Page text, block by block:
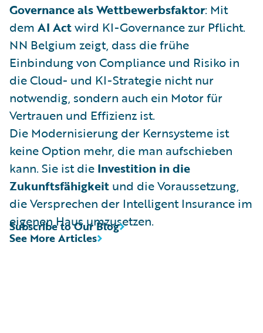
Governance als Wettbewerbsfaktor: Mit
dem AI Actwird KI-Governance zur Pflicht.
NN Belgium zeigt, dass die frühe
Einbindung von Compliance und Risiko in
die Cloud- und KI-Strategie nicht nur
notwendig, sondern auch ein Motor für
Vertrauen und Effizienz ist.
Die Modernisierung der Kernsysteme ist
keine Option mehr, die man aufschieben
kann. Sie ist die Investition in die
Zukunftsfähigkeit und die Voraussetzung,
die Versprechen der Intelligent Insurance im
eigenen Haus umzusetzen.
See More Articles
Subscribe to Our Blog